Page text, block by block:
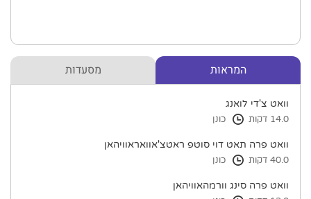
המראות מסעדות
וואט צ'די לואנג
14.0 דקות כונן
וואט פרה תאט דוי סוטפ ראטצ'אוואראוויהאן
40.0 דקות כונן
וואט פרה סינג וורמהאוויהאן